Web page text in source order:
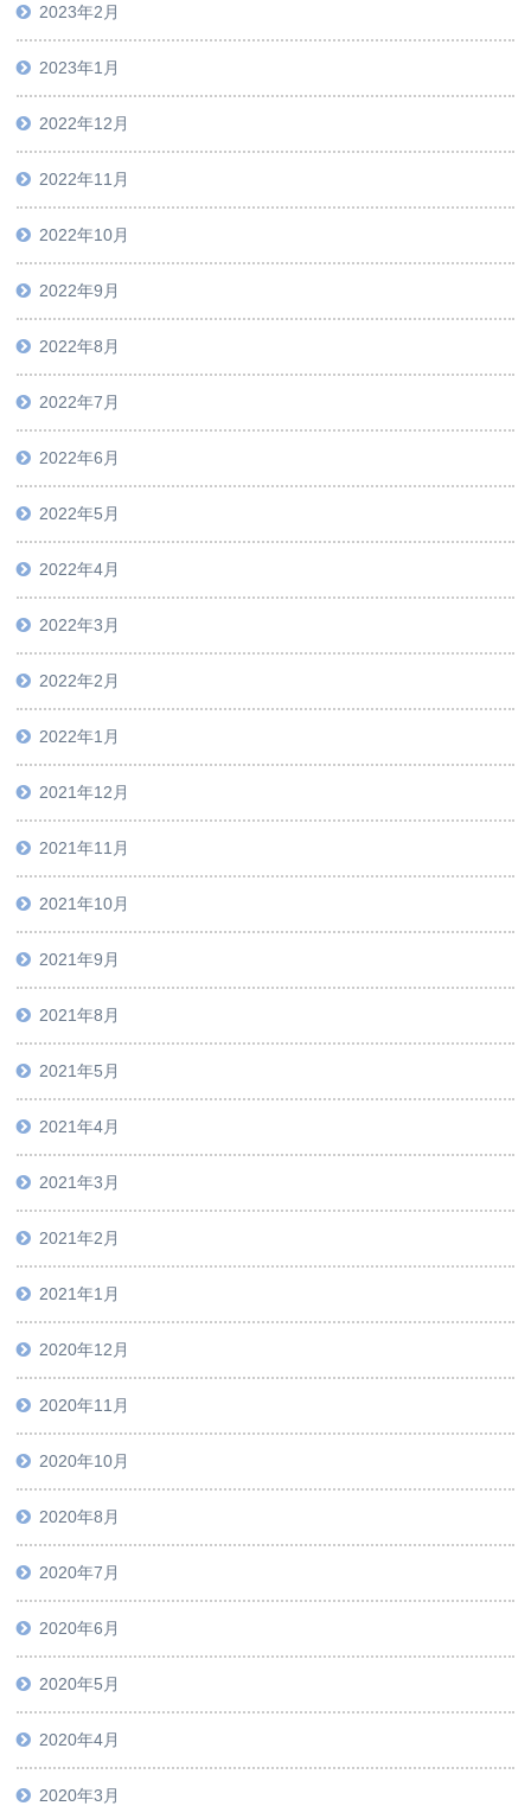
2023年2月
2023年1月
2022年12月
2022年11月
2022年10月
2022年9月
2022年8月
2022年7月
2022年6月
2022年5月
2022年4月
2022年3月
2022年2月
2022年1月
2021年12月
2021年11月
2021年10月
2021年9月
2021年8月
2021年5月
2021年4月
2021年3月
2021年2月
2021年1月
2020年12月
2020年11月
2020年10月
2020年8月
2020年7月
2020年6月
2020年5月
2020年4月
2020年3月